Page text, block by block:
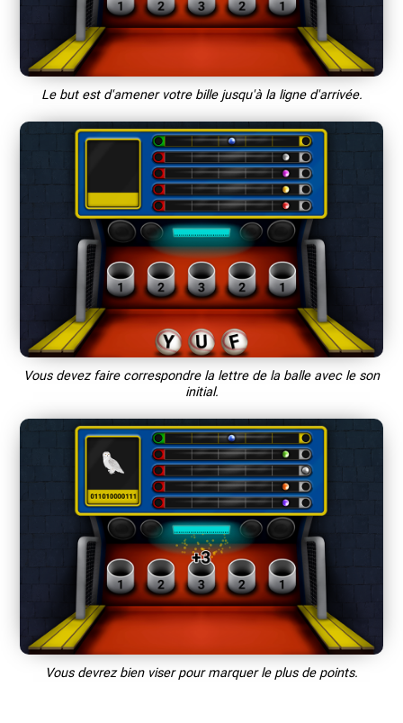
Le but est d'amener votre bille jusqu'à la ligne d'arrivée.
Vous devez faire correspondre la lettre de la balle avec le son
initial.
Vous devrez bien viser pour marquer le plus de points.